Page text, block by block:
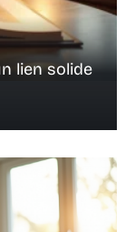
lien solide